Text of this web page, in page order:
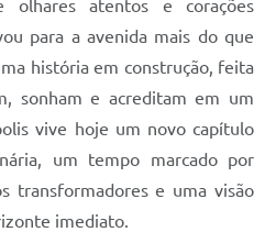
olhares atentos e corações
para a avenida mais do que
história em construção, feita
sonham e acreditam em um
vive hoje um novo capítulo
um tempo marcado por
transformadores e uma visão
imediato.